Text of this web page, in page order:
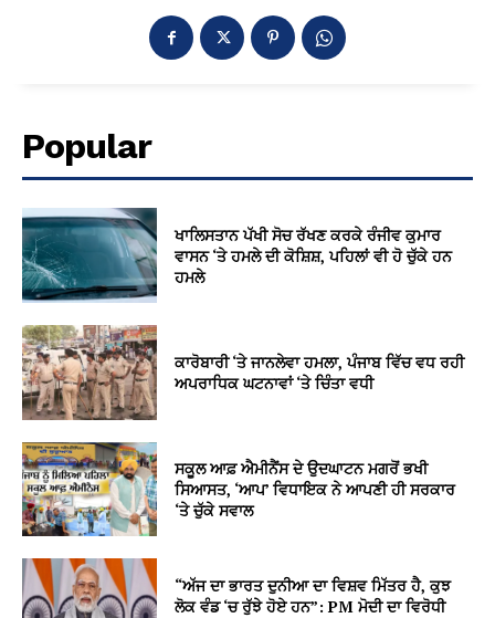
Popular
ਖਾਲਿਸਤਾਨ ਪੱਖੀ ਸੋਚ ਰੱਖਣ ਕਰਕੇ ਰੰਜੀਵ ਕੁਮਾਰ
ਵਾਸਨ ‘ਤੇ ਹਮਲੇ ਦੀ ਕੋਸ਼ਿਸ਼, ਪਹਿਲਾਂ ਵੀ ਹੋ ਚੁੱਕੇ ਹਨ
ਹਮਲੇ
ਕਾਰੋਬਾਰੀ ‘ਤੇ ਜਾਨਲੇਵਾ ਹਮਲਾ, ਪੰਜਾਬ ਵਿੱਚ ਵਧ ਰਹੀ
ਅਪਰਾਧਿਕ ਘਟਨਾਵਾਂ ‘ਤੇ ਚਿੰਤਾ ਵਧੀ
ਸਕੂਲ ਆਫ਼ ਐਮੀਨੈਂਸ ਦੇ ਉਦਘਾਟਨ ਮਗਰੋਂ ਭਖੀ
ਸਿਆਸਤ, ‘ਆਪ’ ਵਿਧਾਇਕ ਨੇ ਆਪਣੀ ਹੀ ਸਰਕਾਰ
‘ਤੇ ਚੁੱਕੇ ਸਵਾਲ
“ਅੱਜ ਦਾ ਭਾਰਤ ਦੁਨੀਆ ਦਾ ਵਿਸ਼ਵ ਮਿੱਤਰ ਹੈ, ਕੁਝ
ਲੋਕ ਵੰਡ ‘ਚ ਰੁੱਝੇ ਹੋਏ ਹਨ”: PM ਮੋਦੀ ਦਾ ਵਿਰੋਧੀ